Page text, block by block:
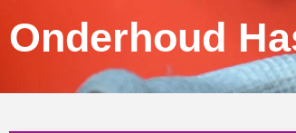
Onderhoud